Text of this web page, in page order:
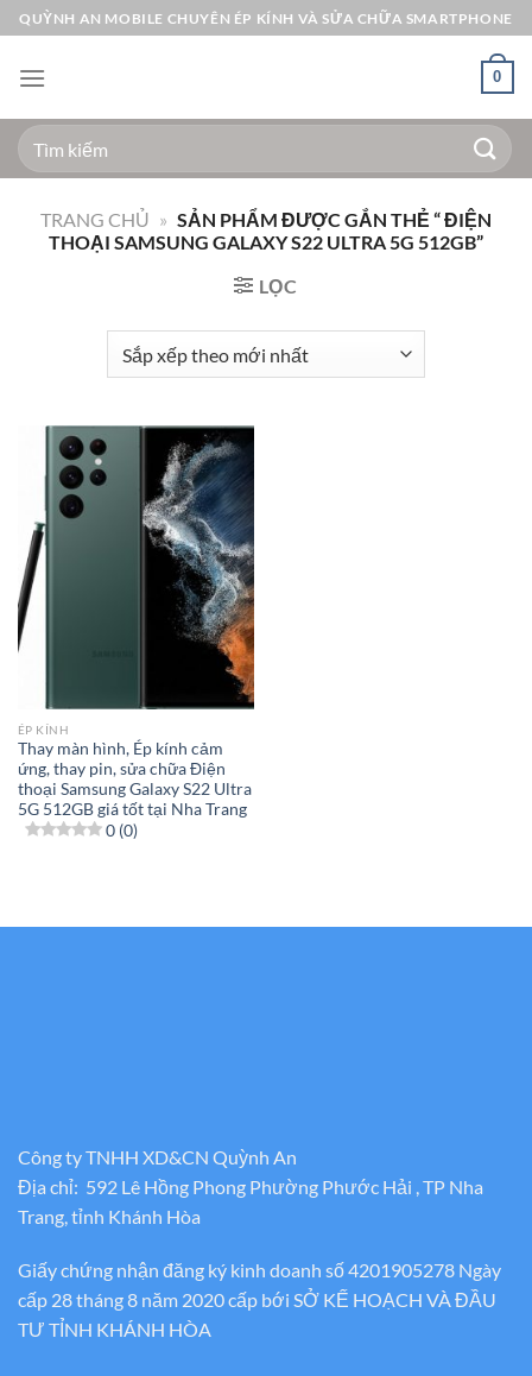
Bỏ
qua
nội
QUỲNH AN MOBILE CHUYÊN ÉP KÍNH VÀ SỬA CHỮA SMARTPHONE
0
Tìm
kiếm:
TRANG CHỦ » SẢN PHẨM ĐƯỢC GẮN THẺ “ ĐIỆN
THOẠI SAMSUNG GALAXY S22 ULTRA 5G 512GB”
LỌC
ÉP KÍNH
Thay màn hình, Ép kính cảm
ứng, thay pin, sửa chữa Điện
thoại Samsung Galaxy S22 Ultra
5G 512GB giá tốt tại Nha Trang
0 (0)
Công ty TNHH XD&CN Quỳnh An
Địa chỉ: 592 Lê Hồng Phong Phường Phước Hải , TP Nha
Trang, tỉnh Khánh Hòa
Giấy chứng nhận đăng ký kinh doanh số 4201905278 Ngày
cấp 28 tháng 8 năm 2020 cấp bới SỞ KẾ HOẠCH VÀ ĐẦU
TƯ TỈNH KHÁNH HÒA